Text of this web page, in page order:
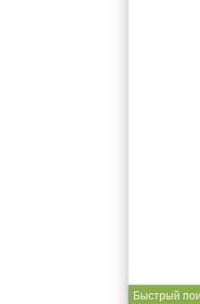
Быстрый